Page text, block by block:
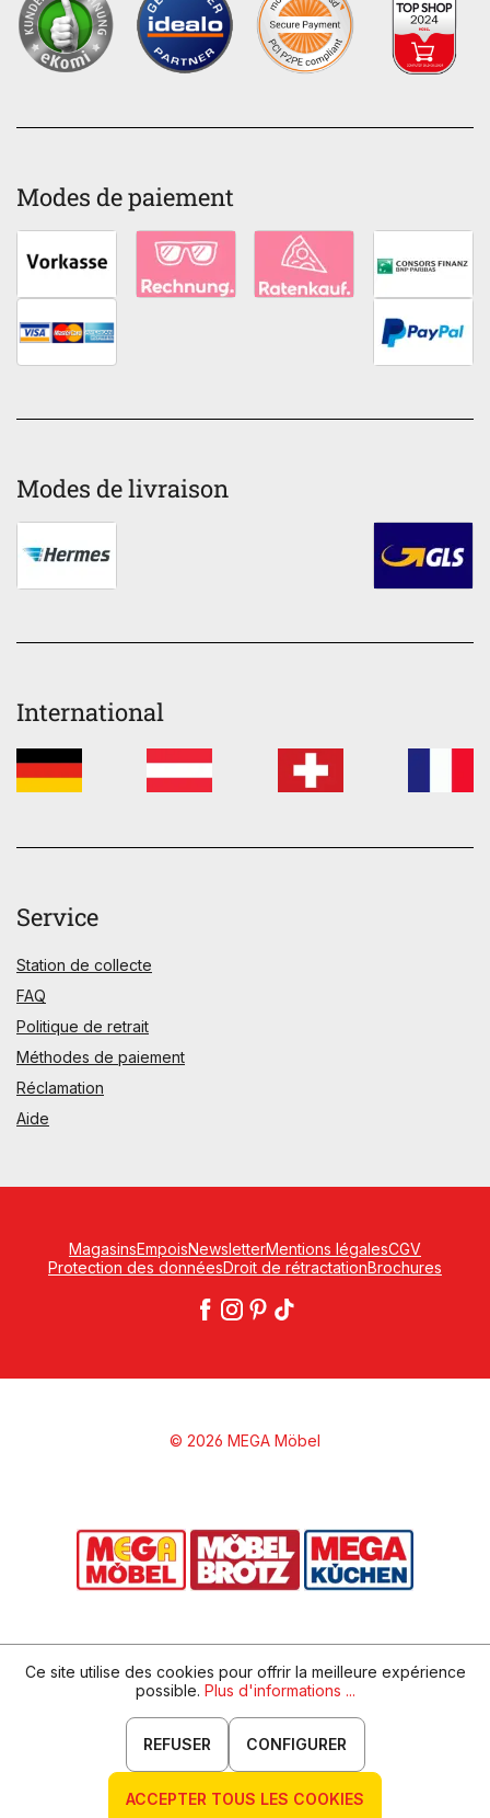
Modes de paiement
Modes de livraison
International
Service
Station de collecte
FAQ
Politique de retrait
Méthodes de paiement
Réclamation
Aide
MagasinsEmpoisNewsletterMentions légalesCGV
Protection des donnéesDroit de rétractationBrochures
© 2026 MEGA Möbel
Ce site utilise des cookies pour offrir la meilleure expérience
possible. Plus d'informations ...
REFUSER CONFIGURER
ACCEPTER TOUS LES COOKIES